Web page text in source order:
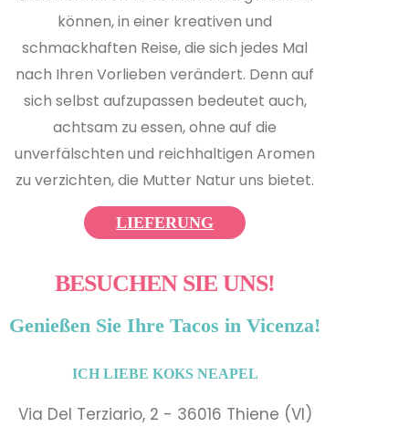
können, in einer kreativen und
schmackhaften Reise, die sich jedes Mal
nach Ihren Vorlieben verändert. Denn auf
sich selbst aufzupassen bedeutet auch,
achtsam zu essen, ohne auf die
unverfälschten und reichhaltigen Aromen
zu verzichten, die Mutter Natur uns bietet.
LIEFERUNG
BESUCHEN SIE UNS!
Genießen Sie Ihre Tacos in Vicenza!
ICH LIEBE KOKS NEAPEL
Via Del Terziario, 2 - 36016 Thiene (VI)